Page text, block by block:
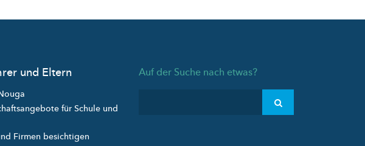
und Eltern
für Schule und
Firmen besichtigen
Auf der Suche nach etwas?